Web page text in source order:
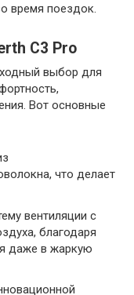
время поездок.
C3 Pro
выбор для
Вот основные
что делает
вентиляции с
благодаря
даже в жаркую